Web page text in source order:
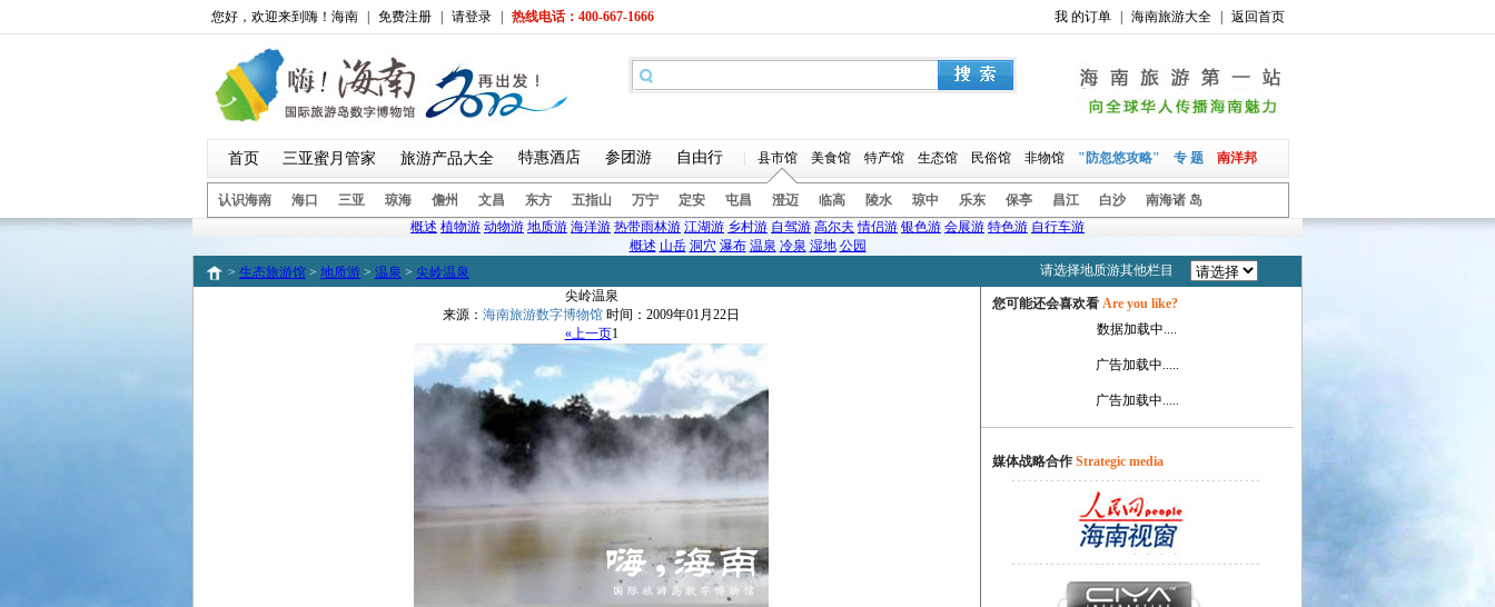
返回首页
海南旅游大全
我 的订单
您好，欢迎来到嗨！海南 免费注册 请登录 热线电话：400-667-1666
首页 三亚蜜月管家 旅游产品大全 特惠酒店 参团游 自由行 县市馆 美食馆 特产馆 生态馆 民俗馆 非物馆 "防忽悠攻略" 专 题 南洋邦
认识海南 海口 三亚 琼海 儋州 文昌 东方 五指山 万宁 定安 屯昌 澄迈 临高 陵水 琼中 乐东 保亭 昌江 白沙
南海诸 岛
概述 植物游 动物游 地质游 海洋游 热带雨林游 江湖游 乡村游 自驾游 高尔夫 情侣游 银色游 会展游 特色游 自行车游
概述 山岳 洞穴 瀑布 温泉 冷泉 湿地 公园
> 生态旅游馆 > 地质游 > 温泉 > 尖岭温泉
请选择地质游其他栏目
尖岭温泉
来源： 海南旅游数字博物馆 时间：2009年01月22日
«上一页1
您可能还会喜欢看 Are you like?
数据加载中....
广告加载中.....
广告加载中.....
媒体战略合作 Strategic media